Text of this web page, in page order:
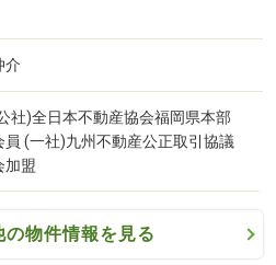
介
社)全日本不動産協会福岡県本部
員 (一社)九州不動産公正取引協議
加盟
の物件情報を見る